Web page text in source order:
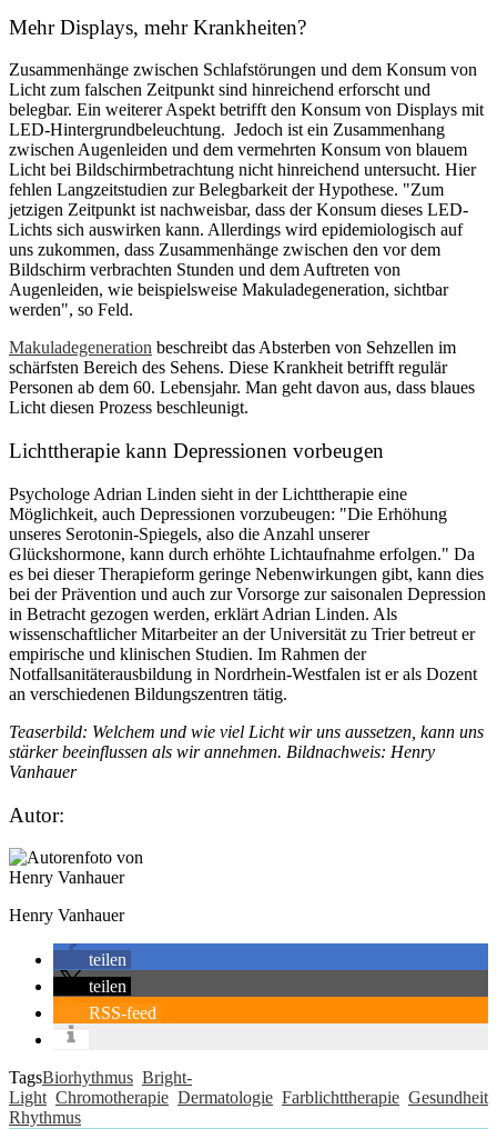
Mehr Displays, mehr Krankheiten?
Zusammenhänge zwischen Schlafstörungen und dem Konsum von
Licht zum falschen Zeitpunkt sind hinreichend erforscht und
belegbar. Ein weiterer Aspekt betrifft den Konsum von Displays mit
LED-Hintergrundbeleuchtung. Jedoch ist ein Zusammenhang
zwischen Augenleiden und dem vermehrten Konsum von blauem
Licht bei Bildschirmbetrachtung nicht hinreichend untersucht. Hier
fehlen Langzeitstudien zur Belegbarkeit der Hypothese. "Zum
jetzigen Zeitpunkt ist nachweisbar, dass der Konsum dieses LED-
Lichts sich auswirken kann. Allerdings wird epidemiologisch auf
uns zukommen, dass Zusammenhänge zwischen den vor dem
Bildschirm verbrachten Stunden und dem Auftreten von
Augenleiden, wie beispielsweise Makuladegeneration, sichtbar
werden", so Feld.
Makuladegeneration beschreibt das Absterben von Sehzellen im
schärfsten Bereich des Sehens. Diese Krankheit betrifft regulär
Personen ab dem 60. Lebensjahr. Man geht davon aus, dass blaues
Licht diesen Prozess beschleunigt.
Lichttherapie kann Depressionen vorbeugen
Psychologe Adrian Linden sieht in der Lichttherapie eine
Möglichkeit, auch Depressionen vorzubeugen: "Die Erhöhung
unseres Serotonin-Spiegels, also die Anzahl unserer
Glückshormone, kann durch erhöhte Lichtaufnahme erfolgen." Da
es bei dieser Therapieform geringe Nebenwirkungen gibt, kann dies
bei der Prävention und auch zur Vorsorge zur saisonalen Depression
in Betracht gezogen werden, erklärt Adrian Linden. Als
wissenschaftlicher Mitarbeiter an der Universität zu Trier betreut er
empirische und klinischen Studien. Im Rahmen der
Notfallsanitäterausbildung in Nordrhein-Westfalen ist er als Dozent
an verschiedenen Bildungszentren tätig.
Teaserbild: Welchem und wie viel Licht wir uns aussetzen, kann uns
stärker beeinflussen als wir annehmen. Bildnachweis: Henry
Vanhauer
Autor:
Henry Vanhauer
teilen
teilen
RSS-feed
TagsBiorhythmus Bright-
Light Chromotherapie Dermatologie Farblichttherapie Gesundheit
Rhythmus